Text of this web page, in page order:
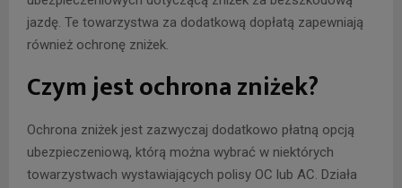
jazdę. Te towarzystwa za dodatkową dopłatą zapewniają
również ochronę zniżek.
Czym jest ochrona zniżek?
Ochrona zniżek jest zazwyczaj dodatkowo płatną opcją
ubezpieczeniową, którą można wybrać w niektórych
towarzystwach wystawiających polisy OC lub AC. Działa